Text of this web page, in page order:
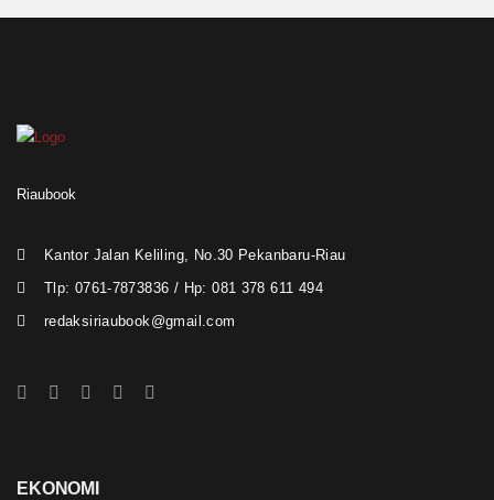
Riaubook
Kantor Jalan Keliling, No.30 Pekanbaru-Riau
Tlp: 0761-7873836 / Hp: 081 378 611 494
redaksiriaubook@gmail.com
EKONOMI